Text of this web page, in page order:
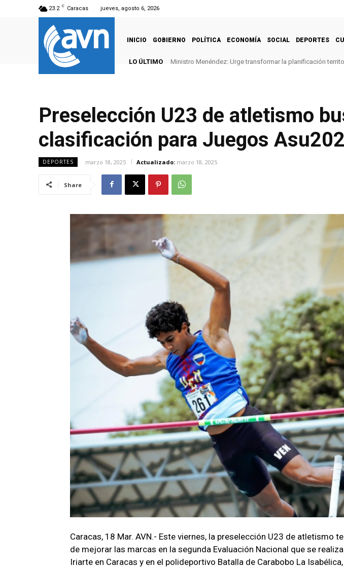
23.2 C Caracas jueves, agosto 6, 2026
INICIO GOBIERNO POLÍTICA ECONOMÍA SOCIAL DEPORTES
LO ÚLTIMO Ministro Menéndez: Urge transformar la planificación
Preselección U23 de atletismo
clasificación para Juegos
DEPORTES marzo 18, 2025 Actualizado: marzo 18, 2025
Share
Caracas, 18 Mar. AVN.- Este viernes, la preselección U23 de atletismo
de mejorar las marcas en la segunda Evaluación Nacional que se
Iriarte en Caracas y en el polideportivo Batalla de Carabobo La